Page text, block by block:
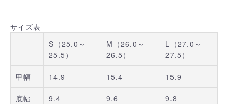
サイズ表
S（25.0～
25.5）
M（26.0～
26.5）
L（27.0～
27.5）
甲幅 14.9 15.4 15.9
底幅 9.4 9.6 9.8